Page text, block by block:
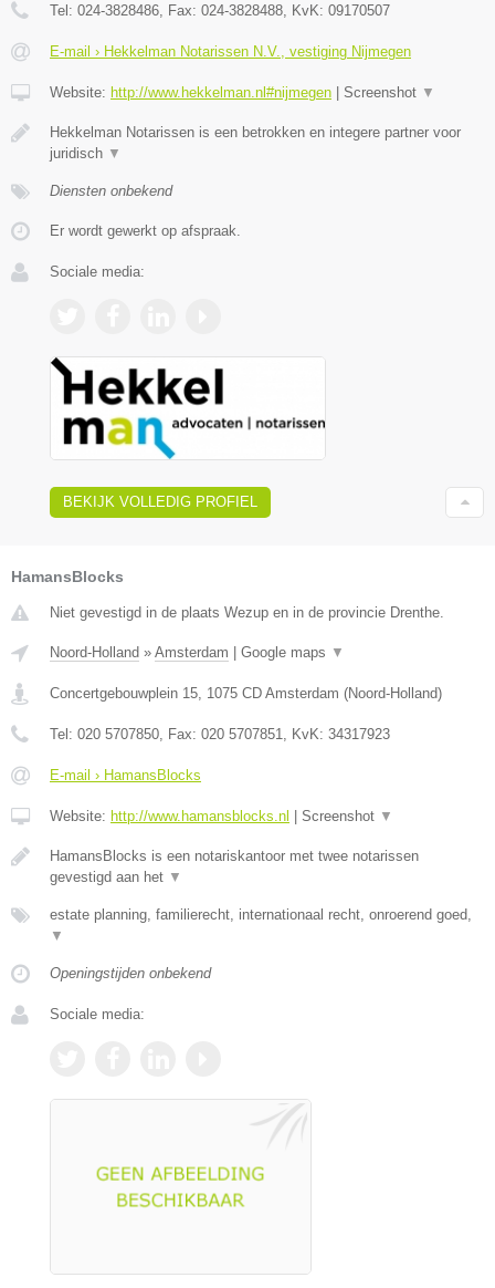
Tel: 024-3828486 , Fax: 024-3828488 , KvK: 09170507
E-mail › Hekkelman Notarissen N.V., vestiging Nijmegen
Website: http://www.hekkelman.nl#nijmegen Screenshot ▼
Hekkelman Notarissen is een betrokken en integere partner voor
juridisch ▼
Diensten onbekend
Er wordt gewerkt op afspraak.
Sociale media:
BEKIJK VOLLEDIG PROFIEL
HamansBlocks
Niet gevestigd in de plaats Wezup en in de provincie Drenthe.
Noord-Holland » Amsterdam Google maps ▼
Concertgebouwplein 15, 1075 CD Amsterdam (Noord-Holland)
Tel: 020 5707850, Fax: 020 5707851, KvK: 34317923
E-mail › HamansBlocks
Website: http://www.hamansblocks.nl Screenshot ▼
HamansBlocks is een notariskantoor met twee notarissen
gevestigd aan het ▼
estate planning, familierecht, internationaal recht, onroerend goed,
▼
Openingstijden onbekend
Sociale media: